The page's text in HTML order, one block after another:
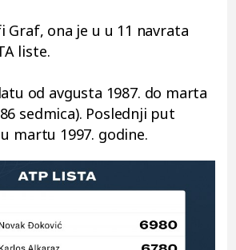
Graf, ona je u u 11 navrata
liste.
od avgusta 1987. do marta
sedmica). Poslednji put
martu 1997. godine.